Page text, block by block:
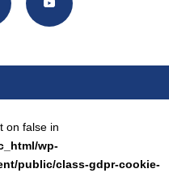
on false in
wp-
public/class-gdpr-cookie-